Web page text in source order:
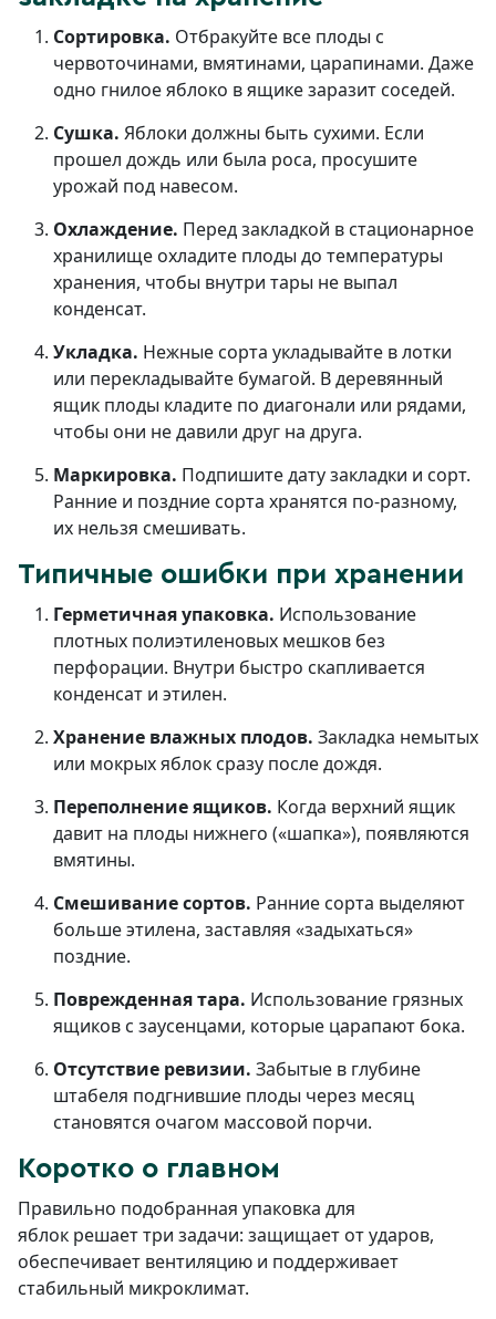
Сортировка. Отбракуйте все плоды с
червоточинами, вмятинами, царапинами. Даже
одно гнилое яблоко в ящике заразит соседей.
Сушка. Яблоки должны быть сухими. Если
прошел дождь или была роса, просушите
урожай под навесом.
Охлаждение. Перед закладкой в стационарное
хранилище охладите плоды до температуры
хранения, чтобы внутри тары не выпал
конденсат.
Укладка. Нежные сорта укладывайте в лотки
или перекладывайте бумагой. В деревянный
ящик плоды кладите по диагонали или рядами,
чтобы они не давили друг на друга.
Маркировка. Подпишите дату закладки и сорт.
Ранние и поздние сорта хранятся по-разному,
их нельзя смешивать.
Типичные ошибки при хранении
Герметичная упаковка. Использование
плотных полиэтиленовых мешков без
перфорации. Внутри быстро скапливается
конденсат и этилен.
Хранение влажных плодов. Закладка немытых
или мокрых яблок сразу после дождя.
Переполнение ящиков. Когда верхний ящик
давит на плоды нижнего («шапка»), появляются
вмятины.
Смешивание сортов. Ранние сорта выделяют
больше этилена, заставляя «задыхаться»
поздние.
Поврежденная тара. Использование грязных
ящиков с заусенцами, которые царапают бока.
Отсутствие ревизии. Забытые в глубине
штабеля подгнившие плоды через месяц
становятся очагом массовой порчи.
Коротко о главном
Правильно подобранная упаковка для
яблок решает три задачи: защищает от ударов,
обеспечивает вентиляцию и поддерживает
стабильный микроклимат.